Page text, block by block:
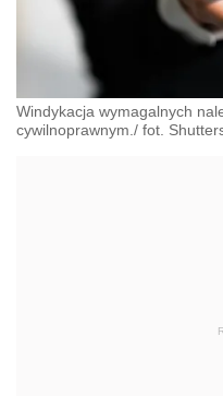
Windykacja wymagalnych
cywilnoprawnym./ fot.